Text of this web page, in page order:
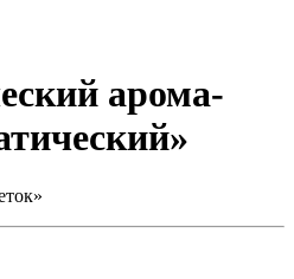
арома-